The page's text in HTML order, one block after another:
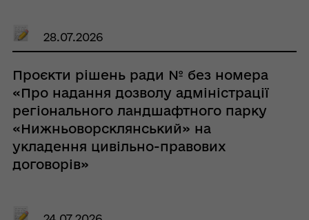
28.07.2026
Проєкти рішень ради № без номера
«Про надання дозволу адміністрації
регіонального ландшафтного парку
«Нижньоворсклянський» на
укладення цивільно-правових
договорів»